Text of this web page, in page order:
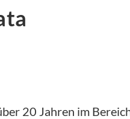
20 Jahren im